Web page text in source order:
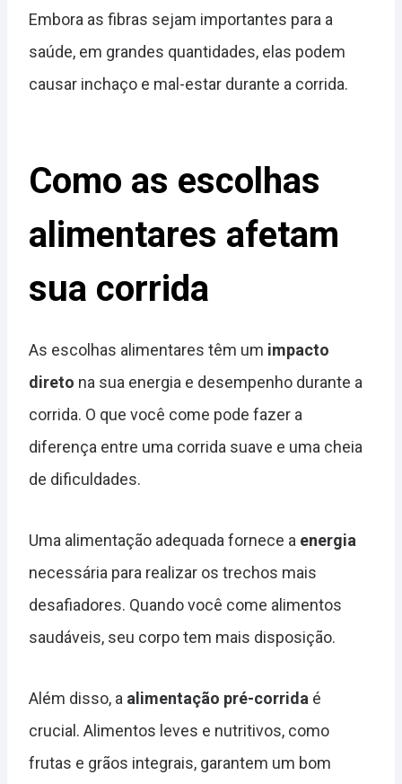
Embora as fibras sejam importantes para a
saúde, em grandes quantidades, elas podem
causar inchaço e mal-estar durante a corrida.
Como as escolhas
alimentares afetam
sua corrida
As escolhas alimentares têm um impacto
direto na sua energia e desempenho durante a
corrida. O que você come pode fazer a
diferença entre uma corrida suave e uma cheia
de dificuldades.
Uma alimentação adequada fornece a energia
necessária para realizar os trechos mais
desafiadores. Quando você come alimentos
saudáveis, seu corpo tem mais disposição.
Além disso, a alimentação pré-corrida é
crucial. Alimentos leves e nutritivos, como
frutas e grãos integrais, garantem um bom